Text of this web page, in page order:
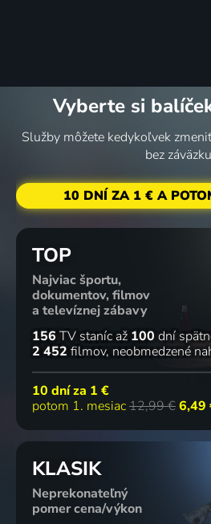
Vyberte si
Služby môžete kedykoľvek
bez
10 DNÍ ZA 1 € A
TOP
Najviac športu,
dokumentov, filmov
a televíznej zábavy
156 TV staníc až 100 dní
2 452 filmov neobmedzené
10 dní za 1 €
potom 1. mesiac12,99 €6,49
KLASIK
Neprekonateľný
pomer cena/výkon